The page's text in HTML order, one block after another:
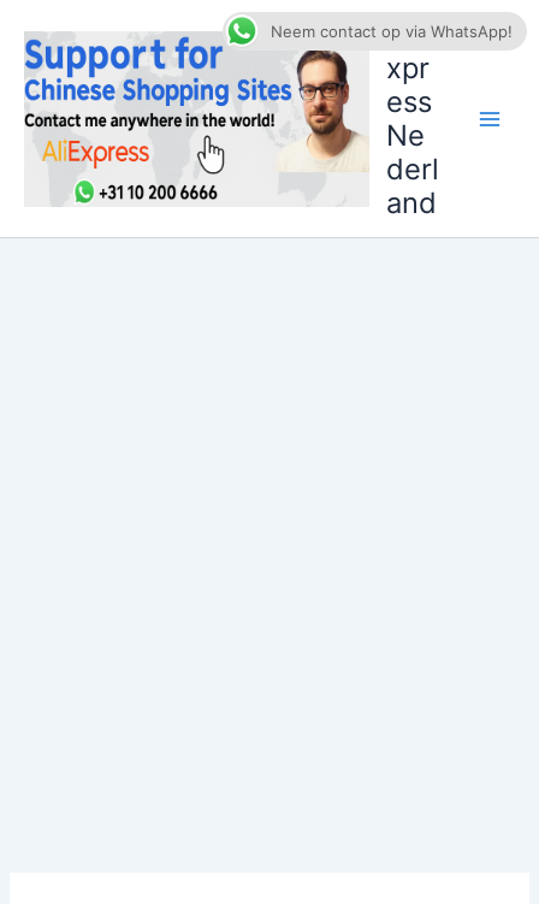
naar
inhoud
AliE
xpr
ess
Ne
derl
and
Neem contact op via WhatsApp!